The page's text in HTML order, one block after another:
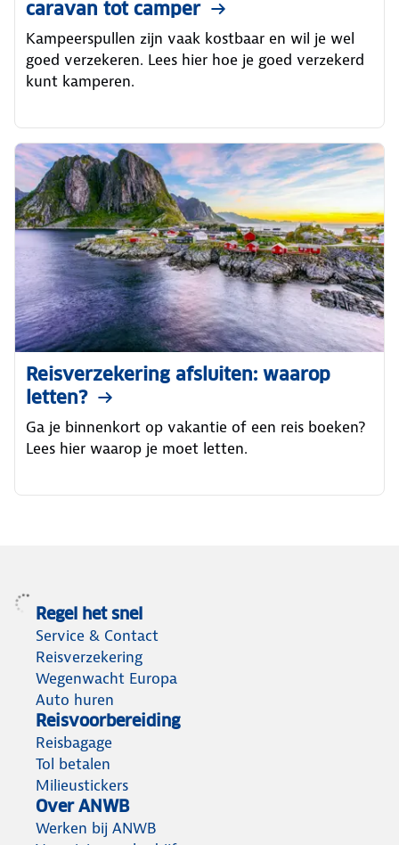
caravan tot camper
Kampeerspullen zijn vaak kostbaar en wil je wel
goed verzekeren. Lees hier hoe je goed verzekerd
kunt kamperen.
Reisverzekering afsluiten: waarop
letten?
Ga je binnenkort op vakantie of een reis boeken?
Lees hier waarop je moet letten.
Regel het snel
Service & Contact
Reisverzekering
Wegenwacht Europa
Auto huren
Reisvoorbereiding
Reisbagage
Tol betalen
Milieustickers
Over ANWB
Werken bij ANWB